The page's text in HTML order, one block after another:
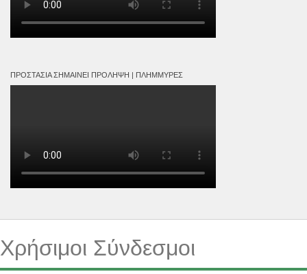
ΠΡΟΣΤΑΣΊΑ ΣΗΜΑΊΝΕΙ ΠΡΌΛΗΨΗ | ΠΛΗΜΜΎΡΕΣ
Χρήσιμοι Σύνδεσμοι